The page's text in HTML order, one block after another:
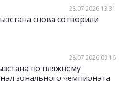
28.07.2026 13:31
снова сотворили
28.07.2026 09:16
по пляжному
зонального чемпионата